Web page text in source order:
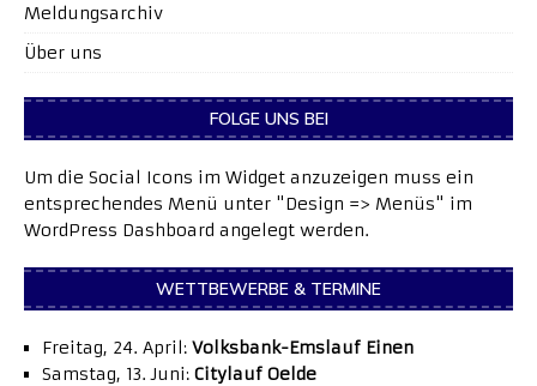
Meldungsarchiv
Über uns
FOLGE UNS BEI
Um die Social Icons im Widget anzuzeigen muss ein
entsprechendes Menü unter "Design => Menüs" im
WordPress Dashboard angelegt werden.
WETTBEWERBE & TERMINE
Freitag, 24. April: Volksbank-Emslauf Einen
Samstag, 13. Juni: Citylauf Oelde